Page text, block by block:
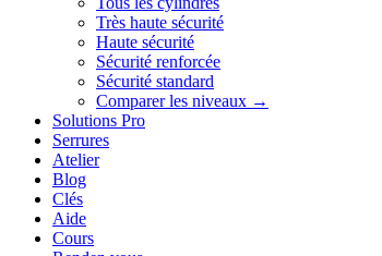
Très haute sécurité
Haute sécurité
Sécurité renforcée
Sécurité standard
Comparer les niveaux →
Solutions Pro
Serrures
Atelier
Blog
Clés
Aide
Cours